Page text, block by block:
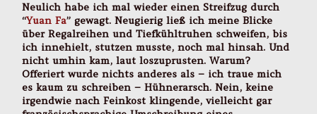
Neulich habe ich mal wieder einen Streifzug durch
“Yuan Fa” gewagt. Neugierig ließ ich meine Blicke
über Regalreihen und Tiefkühltruhen schweifen, bis
ich innehielt, stutzen musste, noch mal hinsah. Und
nicht umhin kam, laut loszuprusten. Warum?
Offeriert wurde nichts anderes als – ich traue mich
es kaum zu schreiben – Hühnerarsch. Nein, keine
irgendwie nach Feinkost klingende, vielleicht gar